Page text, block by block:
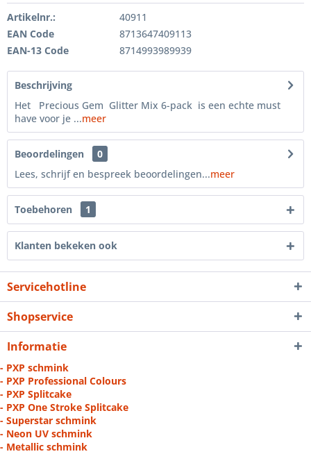
Artikelnr.:
40911
EAN Code
8713647409113
EAN-13 Code
8714993989939
Beschrijving
Het Precious Gem Glitter Mix 6-pack is een echte must
have voor je ...meer
Beoordelingen
0
Lees, schrijf en bespreek beoordelingen...meer
Toebehoren 1
Klanten bekeken ook
Servicehotline
Shopservice
Informatie
- PXP schmink
- PXP Professional Colours
- PXP Splitcake
- PXP One Stroke Splitcake
- Superstar schmink
- Neon UV schmink
- Metallic schmink